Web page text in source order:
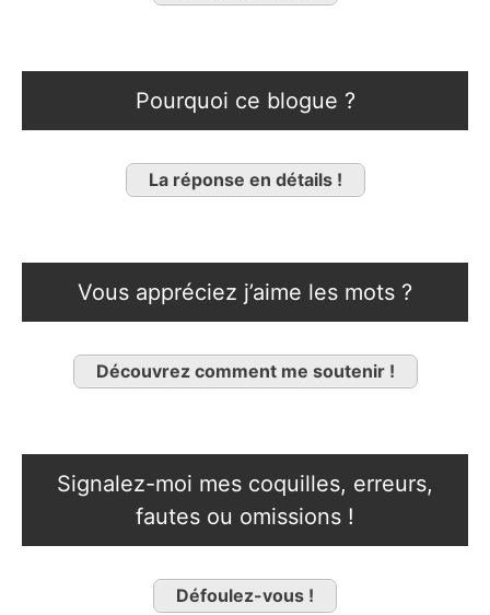
Pourquoi ce blogue ?
La réponse en détails !
Vous appréciez j’aime les mots ?
Découvrez comment me soutenir !
Signalez-moi mes coquilles, erreurs,
fautes ou omissions !
Défoulez-vous !